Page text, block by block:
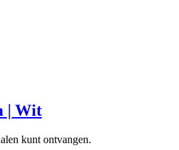
| Wit
kunt ontvangen.